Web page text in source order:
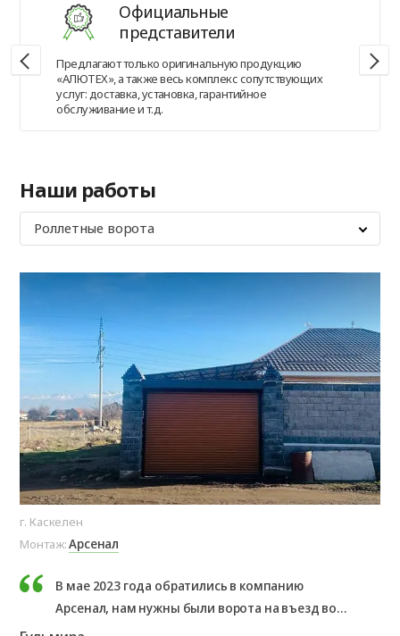
Официальные
представители
Предлагают только оригинальную продукцию
«АЛЮТЕХ», а также весь комплекс сопутствующих
услуг: доставка, установка, гарантийное
обслуживание и т.д.
Наши работы
Роллетные ворота
г. Каскелен
Монтаж:Арсенал
В мае 2023 года обратились в компанию
Арсенал, нам нужны были ворота на въезд во
двор. Нас проконсультировали и мы заказали